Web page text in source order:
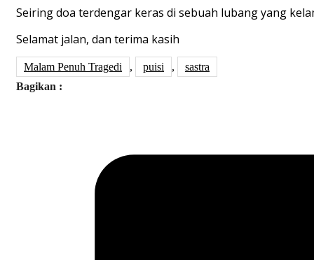
Seiring doa terdengar keras di sebuah lubang yang
Selamat jalan, dan terima kasih
Malam Penuh Tragedi , puisi ,
sastra
Bagikan :